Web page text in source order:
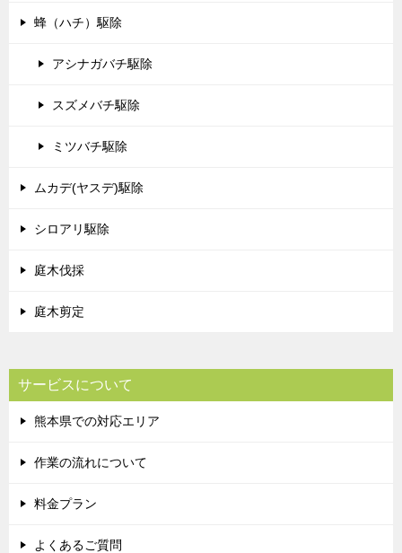
蜂（ハチ）駆除
アシナガバチ駆除
スズメバチ駆除
ミツバチ駆除
ムカデ(ヤスデ)駆除
シロアリ駆除
庭木伐採
庭木剪定
サービスについて
熊本県での対応エリア
作業の流れについて
料金プラン
よくあるご質問